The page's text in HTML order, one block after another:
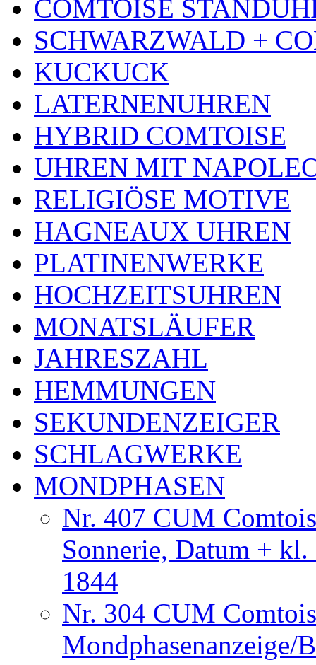
COMTOISE
SCHWARZWALD +
KUCKUCK
LATERNENUHREN
HYBRID COMTOISE
UHREN MIT
RELIGIÖSE MOTIVE
HAGNEAUX UHREN
PLATINENWERKE
HOCHZEITSUHREN
MONATSLÄUFER
JAHRESZAHL
HEMMUNGEN
SEKUNDENZEIGER
SCHLAGWERKE
MONDPHASEN
Nr. 407 CUM
Sonnerie, Datum +
1844
Nr. 304 CUM
Mondphasenanzeige/